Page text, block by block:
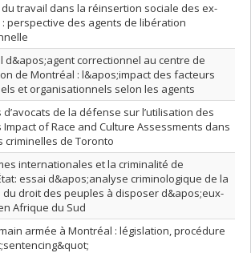
du travail dans la réinsertion sociale des ex-
perspective des agents de libération
d&apos;agent correctionnel au centre de
de Montréal : l&apos;impact des facteurs
et organisationnels selon les agents
d’avocats de la défense sur l’utilisation des
of Race and Culture Assessments dans
criminelles de Toronto
internationales et la criminalité de
essai d&apos;analyse criminologique de la
droit des peuples à disposer d&apos;eux-
Afrique du Sud
armée à Montréal : législation, procédure